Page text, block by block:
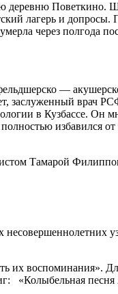
Поветкино.
лагерь и
через полгода
—
заслуженный врач
в Кузбассе. Он
избавился
Тамарой
их
«Колыбельная